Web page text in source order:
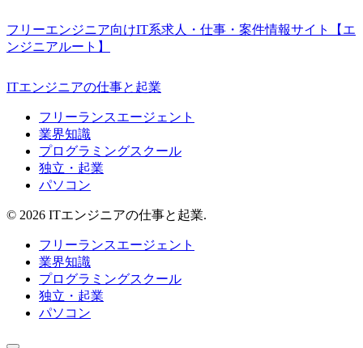
フリーエンジニア向けIT系求人・仕事・案件情報サイト【エ
ンジニアルート】
ITエンジニアの仕事と起業
フリーランスエージェント
業界知識
プログラミングスクール
独立・起業
パソコン
© 2026 ITエンジニアの仕事と起業.
フリーランスエージェント
業界知識
プログラミングスクール
独立・起業
パソコン